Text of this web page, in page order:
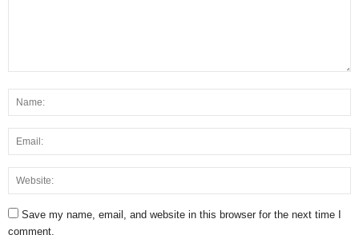
Save my name, email, and website in this browser for the next time I
comment.